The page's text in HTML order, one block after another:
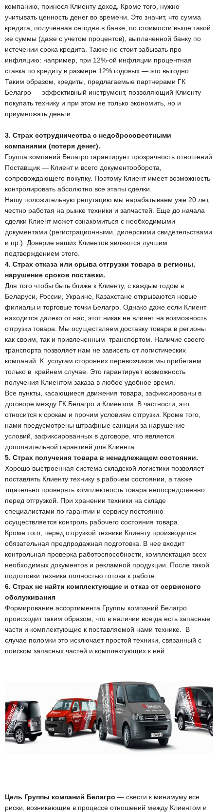
компанию, принося Клиенту доход. Кроме того, нужно
учитывать ценность денег во времени. Это значит, что сумма
кредита, полученная сегодня в банке, по стоимости выше такой
же суммы (даже с учетом процентов), выплаченной банку по
истечении срока кредита. Также не стоит забывать про
инфляцию: например, при 12%-ой инфляции процентная
ставка по кредиту в размере 12% годовых — это выгодно.
Таким образом, кредиты, предлагаемые партнерами ГК
Белагро — эффективный инструмент, позволяющий Клиенту
покупать технику и при этом не только экономить, но и
приумножать деньги.
3. Страх сотрудничества с недобросовестными
компаниями (потеря денег).
Группа компаний Белагро гарантирует прозрачность отношений
Поставщик — Клиент и всего документооборота,
сопровождающего покупку. Поэтому Клиент имеет возможность
контролировать абсолютно все этапы сделки.
Нашу положительную репутацию мы нарабатываем уже 20 лет,
честно работая на рынке техники и запчастей. Еще до начала
сделки Клиент может ознакомиться с необходимыми
документами (регистрационными, дилерскими свидетельствами
и пр.). Доверие наших Клиентов являются лучшим
подтверждением этого.
4. Страх отказа или срыва отгрузки товара в регионы,
нарушение сроков поставки.
Для того чтобы быть ближе к Клиенту, с каждым годом в
Беларуси, России, Украине, Казахстане открываются новые
филиалы и торговые точки Белагро. Однако даже если Клиент
находится далеко от нас, этот никак не влияет на возможность
отгрузки товара. Мы осуществляем доставку товара в регионы
как своим, так и привлеченным транспортом. Наличие своего
транспорта позволяет нам не зависеть от логистических
компаний. К услугам сторонних перевозчиков мы прибегаем
только в крайнем случае. Это гарантирует возможность
получения Клиентом заказа в любое удобное время.
Все пункты, касающиеся движения товара, зафиксированы в
договоре между ГК Белагро и Клиентом. В частности, это
относится к срокам и прочим условиям отгрузки. Кроме того,
нами предусмотрены штрафные санкции за нарушение
условий, зафиксированных в договоре, что является
дополнительной гарантией для Клиента.
5. Страх получения товара в ненадлежащем состоянии.
Хорошо выстроенная система складской логистики позволяет
поставлять Клиенту технику в рабочем состоянии, а также
тщательно проверять комплектность товара непосредственно
перед отгрузкой. При хранении техники на складе
специалистами по гарантии и сервису постоянно
осуществляется контроль рабочего состояния товара.
Кроме того, перед отгрузкой техники Клиенту производится
обязательная предпродажная подготовка. В нее входит
контрольная проверка работоспособности, комплектация всех
необходимых документов и рекламной продукции. После такой
подготовки техника полностью готова к работе.
6. Страх не найти комплектующие и отказ от сервисного
обслуживания
Формирование ассортимента Группы компаний Белагро
происходит таким образом, что в наличии всегда есть запасные
части и комплектующие к поставляемой нами технике. В
случае поломки это исключает простой техники, связанный с
поиском запасных частей и комплектующих к ней.
Цель Группы компаний Белагро — свести к минимуму все
риски, возникающие в процессе отношений между Клиентом и